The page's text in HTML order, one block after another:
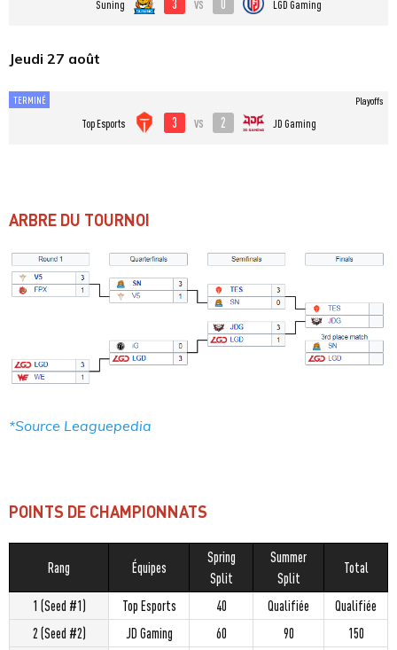
Suning LGD Gaming
Jeudi 27 août
TERMINÉ
Top Esports 3 vs 2 JD Gaming
Playoffs
ARBRE DU TOURNOI
*Source Leaguepedia
POINTS DE CHAMPIONNATS
Rang Équipes
Spring
Split
Summer
Split
Total
1 (Seed #1) Top Esports 40 Qualifiée
Qualifiée
2 (Seed #2)
JD Gaming 60 90
150